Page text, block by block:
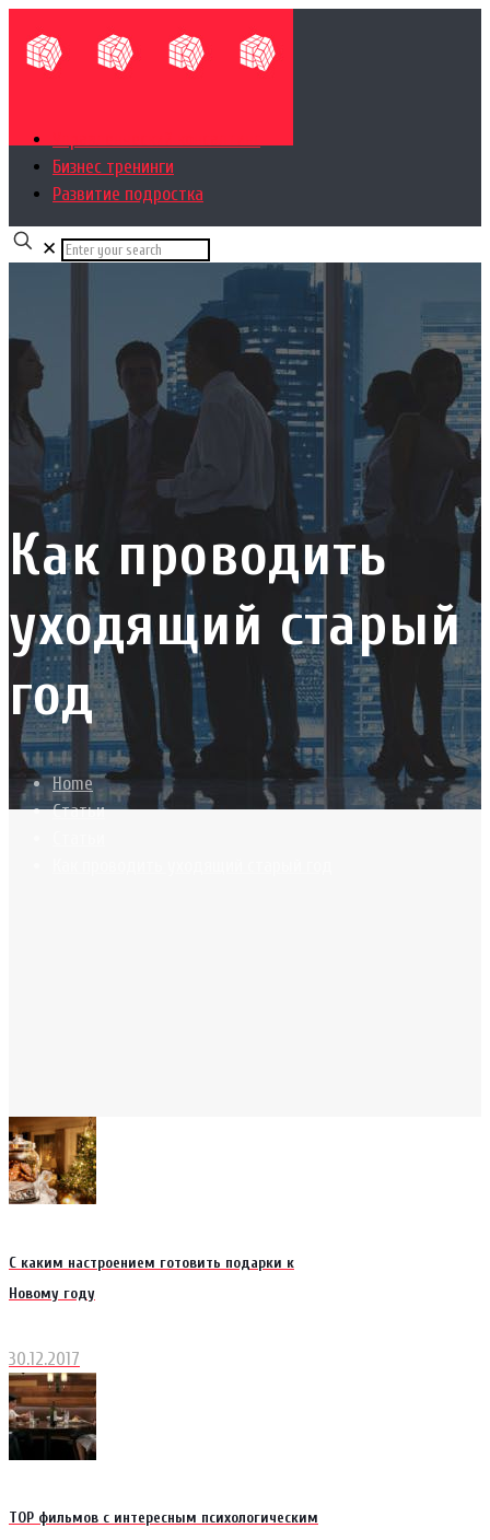
Бизнес тренинги
Развитие подростка
✕
Как проводить
уходящий старый
год
Home
Статьи
С каким настроением готовить подарки к
Новому году
30.12.2017
ТОР фильмов с интересным психологическим